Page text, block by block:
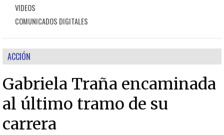
VIDEOS
COMUNICADOS DIGITALES
ACCIÓN
Gabriela Traña encaminada
al último tramo de su
carrera